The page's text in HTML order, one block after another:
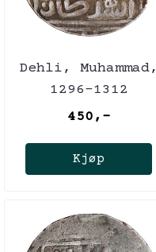
Dehli, Muhammad,
1296-1312
450,-
Kjøp